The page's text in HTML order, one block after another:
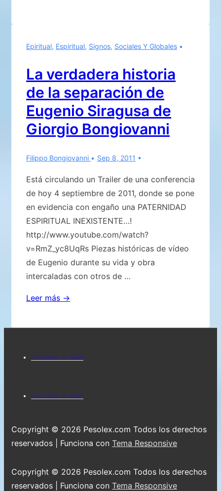
Epiritual, Espiritual, Signos, Sociales Y Globales
La verdadera historia
de la separación de
Eugenio Siragusa de
Giorgio Bongiovanni
Filippo Bongiovanni Sep 8, 2011
Está circulando un Trailer de una conferencia
de hoy 4 septiembre de 2011, donde se pone
en evidencia con engaño una PATERNIDAD
ESPIRITUAL INEXISTENTE…!
http://www.youtube.com/watch?
v=RmZ_yc8UqRs Piezas históricas de vídeo
de Eugenio durante su vida y obra
intercaladas con otros de …
La
la
Eugenio
Giorgio
Bongiovanni
Leer más →
Menú
pie
página
Escuchar la radio
Menú
pie
de
página
Escuchar la radio
Copyright © 2026 Pesolex.com Todos los derechos
reservados
| Funciona con Tema Responsive
Copyright © 2026 Pesolex.com Todos los derechos
reservados
| Funciona con Tema Responsive